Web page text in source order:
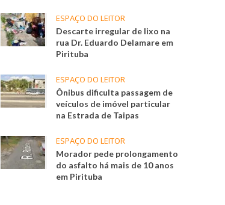
ESPAÇO DO LEITOR
Descarte irregular de lixo na
rua Dr. Eduardo Delamare em
Pirituba
ESPAÇO DO LEITOR
Ônibus dificulta passagem de
veículos de imóvel particular
na Estrada de Taipas
ESPAÇO DO LEITOR
Morador pede prolongamento
do asfalto há mais de 10 anos
em Pirituba